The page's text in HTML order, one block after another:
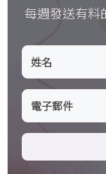
每週發送有料